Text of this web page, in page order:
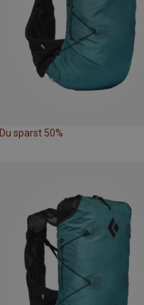
Du sparst 50%